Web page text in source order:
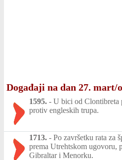
Događaji na dan 27. mart/
1595. - U bici od Clontibreta
protiv engleskih trupa.
1713. - Po završetku rata za
prema Utrehtskom ugovoru,
Gibraltar i Menorku.